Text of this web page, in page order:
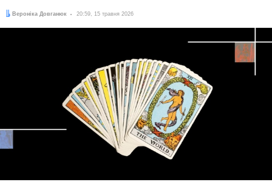
Автор:
Вероніка Довганюк
Дата: 20:59, 15 травня 2026